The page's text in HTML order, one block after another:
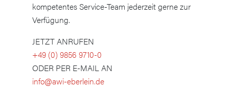
kompetentes Service-Team jederzeit gerne zur
Verfügung.
JETZT ANRUFEN
+49 (0) 9856 9710-0
ODER PER E-MAIL AN
info@awi-eberlein.de